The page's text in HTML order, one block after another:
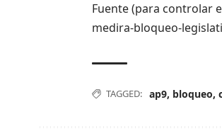
Fuente (para controlar
medira-bloqueo-
TAGGED: ap9, bloqueo,